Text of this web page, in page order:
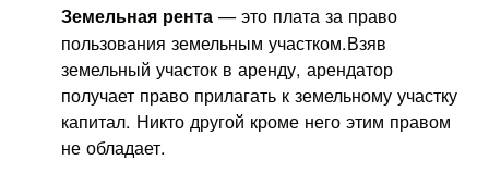
Земельная рента — это плата за право
пользования земельным участком.Взяв
земельный участок в аренду, арендатор
получает право прилагать к земельному участку
капитал. Никто другой кроме него этим правом
не обладает.